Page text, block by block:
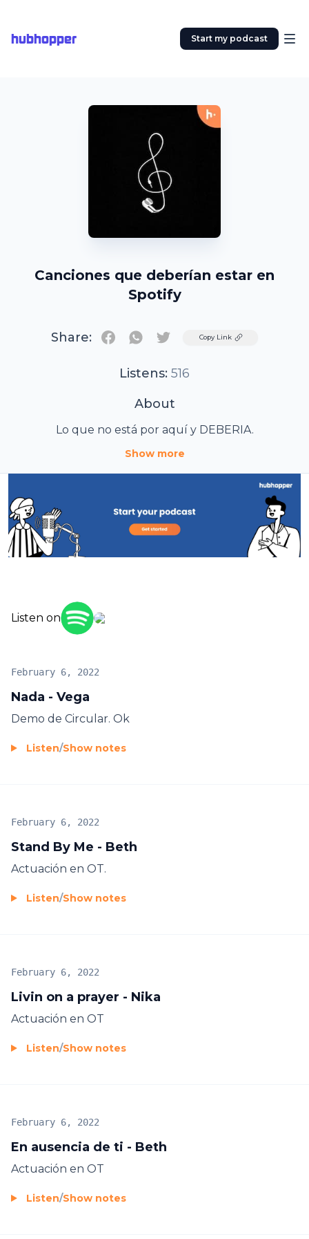
hubhopper Start my podcast
Canciones que deberían estar en
Spotify
Share: TwitterCopy Link
Listens: 516
About
Lo que no está por aquí y DEBERIA.
Show more
Listen on
Nada - Vega
February 6, 2022
Demo de Circular. Ok
Listen/Show notes
Stand By Me - Beth
February 6, 2022
Actuación en OT.
Listen/Show notes
Livin on a prayer - Nika
February 6, 2022
Actuación en OT
Listen/Show notes
En ausencia de ti - Beth
February 6, 2022
Actuación en OT
Listen/Show notes